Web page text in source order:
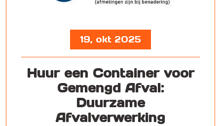
19, okt 2025
Huur een Container voor
Gemengd Afval:
Duurzame
Afvalverwerking